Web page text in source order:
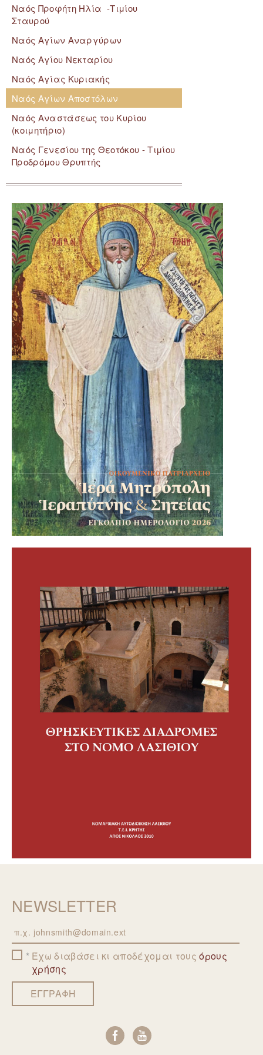
Ναός Προφήτη Ηλία -Τιμίου
Σταυρού
Ναός Αγίων Αναργύρων
Ναός Αγίου Νεκταρίου
Ναός Αγίας Κυριακής
Ναός Αγίων Αποστόλων
Ναός Αναστάσεως του Κυρίου
(κοιμητήριο)
Ναός Γενεσίου της Θεοτόκου - Τιμίου
Προδρόμου Θρυπτής
NEWSLETTER
EmailΈχω διαβάσει κι αποδέχομαι τουςόρους
χρήσης
ΕΓΓΡΑΦΗ